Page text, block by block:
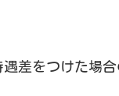
差をつけた場